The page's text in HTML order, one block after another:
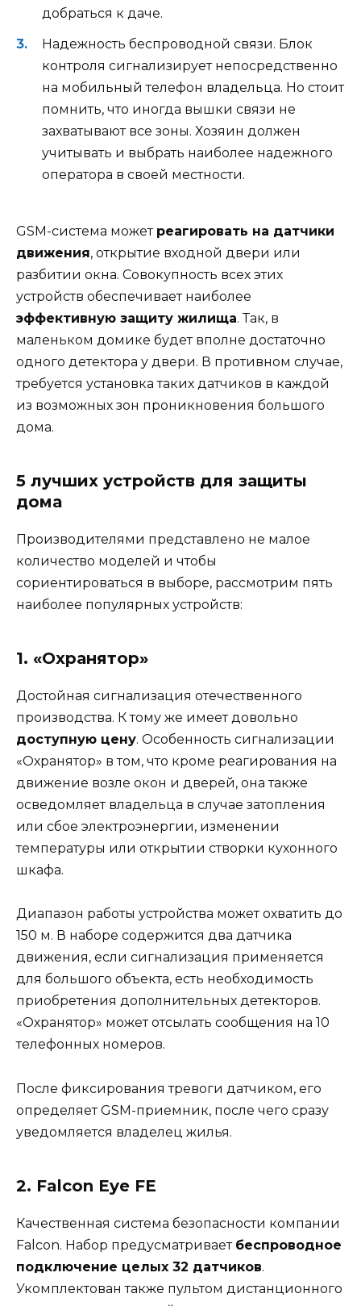
добраться к даче.
Надежность беспроводной связи. Блок
контроля сигнализирует непосредственно
на мобильный телефон владельца. Но стоит
помнить, что иногда вышки связи не
захватывают все зоны. Хозяин должен
учитывать и выбрать наиболее надежного
оператора в своей местности.
GSM-система может реагировать на датчики
движения, открытие входной двери или
разбитии окна. Совокупность всех этих
устройств обеспечивает наиболее
эффективную защиту жилища. Так, в
маленьком домике будет вполне достаточно
одного детектора у двери. В противном случае,
требуется установка таких датчиков в каждой
из возможных зон проникновения большого
дома.
5 лучших устройств для защиты
дома
Производителями представлено не малое
количество моделей и чтобы
сориентироваться в выборе, рассмотрим пять
наиболее популярных устройств:
1. «Охранятор»
Достойная сигнализация отечественного
производства. К тому же имеет довольно
доступную цену. Особенность сигнализации
«Охранятор» в том, что кроме реагирования на
движение возле окон и дверей, она также
осведомляет владельца в случае затопления
или сбое электроэнергии, изменении
температуры или открытии створки кухонного
шкафа.
Диапазон работы устройства может охватить до
150 м. В наборе содержится два датчика
движения, если сигнализация применяется
для большого объекта, есть необходимость
приобретения дополнительных детекторов.
«Охранятор» может отсылать сообщения на 10
телефонных номеров.
После фиксирования тревоги датчиком, его
определяет GSM-приемник, после чего сразу
уведомляется владелец жилья.
2. Falcon Eye FE
Качественная система безопасности компании
Falcon. Набор предусматривает беспроводное
подключение целых 32 датчиков.
Укомплектован также пультом дистанционного